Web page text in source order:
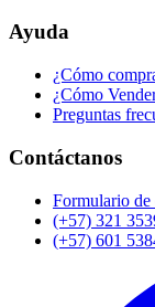
Ayuda
¿Cómo
¿Cómo
Preguntas
Contáctanos
Formulario de
(+57) 321
(+57) 601